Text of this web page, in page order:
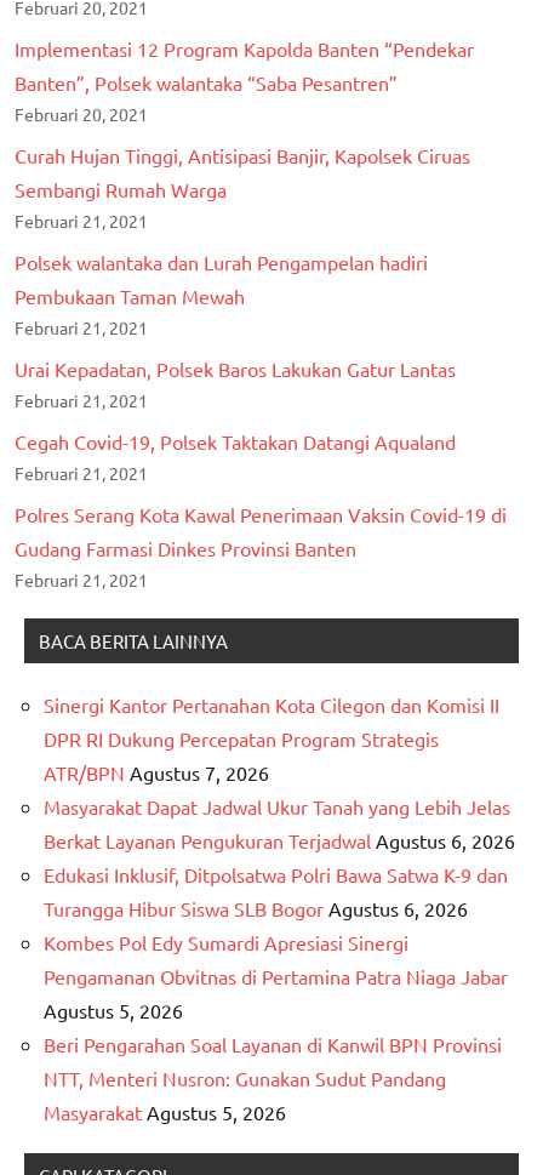
Februari 20, 2021
Implementasi 12 Program Kapolda Banten “Pendekar
Banten”, Polsek walantaka “Saba Pesantren”
Februari 20, 2021
Curah Hujan Tinggi, Antisipasi Banjir, Kapolsek Ciruas
Sembangi Rumah Warga
Februari 21, 2021
Polsek walantaka dan Lurah Pengampelan hadiri
Pembukaan Taman Mewah
Februari 21, 2021
Urai Kepadatan, Polsek Baros Lakukan Gatur Lantas
Februari 21, 2021
Cegah Covid-19, Polsek Taktakan Datangi Aqualand
Februari 21, 2021
Polres Serang Kota Kawal Penerimaan Vaksin Covid-19 di
Gudang Farmasi Dinkes Provinsi Banten
Februari 21, 2021
BACA BERITA LAINNYA
Sinergi Kantor Pertanahan Kota Cilegon dan Komisi II
DPR RI Dukung Percepatan Program Strategis
ATR/BPN Agustus 7, 2026
Masyarakat Dapat Jadwal Ukur Tanah yang Lebih Jelas
Berkat Layanan Pengukuran Terjadwal Agustus 6, 2026
Edukasi Inklusif, Ditpolsatwa Polri Bawa Satwa K-9 dan
Turangga Hibur Siswa SLB Bogor Agustus 6, 2026
Kombes Pol Edy Sumardi Apresiasi Sinergi
Pengamanan Obvitnas di Pertamina Patra Niaga Jabar
Agustus 5, 2026
Beri Pengarahan Soal Layanan di Kanwil BPN Provinsi
NTT, Menteri Nusron: Gunakan Sudut Pandang
Masyarakat Agustus 5, 2026